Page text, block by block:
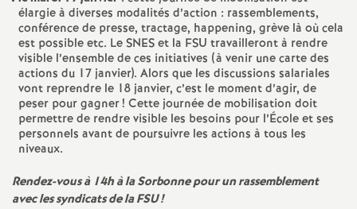
d
e
S
e
c
élargie à diverses modalités d’action : rassemblements,
conférence de presse, tractage, happening, grève là où cela
est possible etc. LeSNESet la FSU travailleront à rendre
visible l’ensemble de ces initiatives (à venir une carte des
actions du 17 janvier). Alors que les discussions salariales
vont reprendre le 18 janvier, c’est le moment d’agir, de
peser pour gagner! Cette journée de mobilisation doit
permettre de rendre visible les besoins pour l’École et ses
personnels avant de poursuivre les actions à tous les
niveaux.
Rendez-vous à 14h à la Sorbonne pour un rassemblement
avec les syndicats de laFSU!